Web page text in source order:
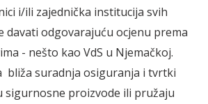
i/ili zajednička institucija svih
davati odgovarajuću ocjenu prema
- nešto kao VdS u Njemačkoj.
bliža suradnja osiguranja i tvrtki
sigurnosne proizvode ili pružaju